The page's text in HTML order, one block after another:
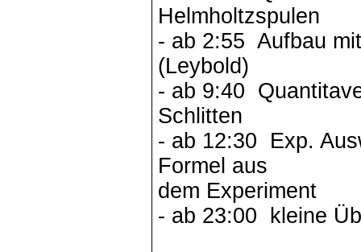
Helmholtzspulen
- ab 2:55 Aufbau
(Leybold)
- ab 9:40
Schlitten
- ab 12:30 Exp.
Formel aus
dem Experiment
- ab 23:00 kleine